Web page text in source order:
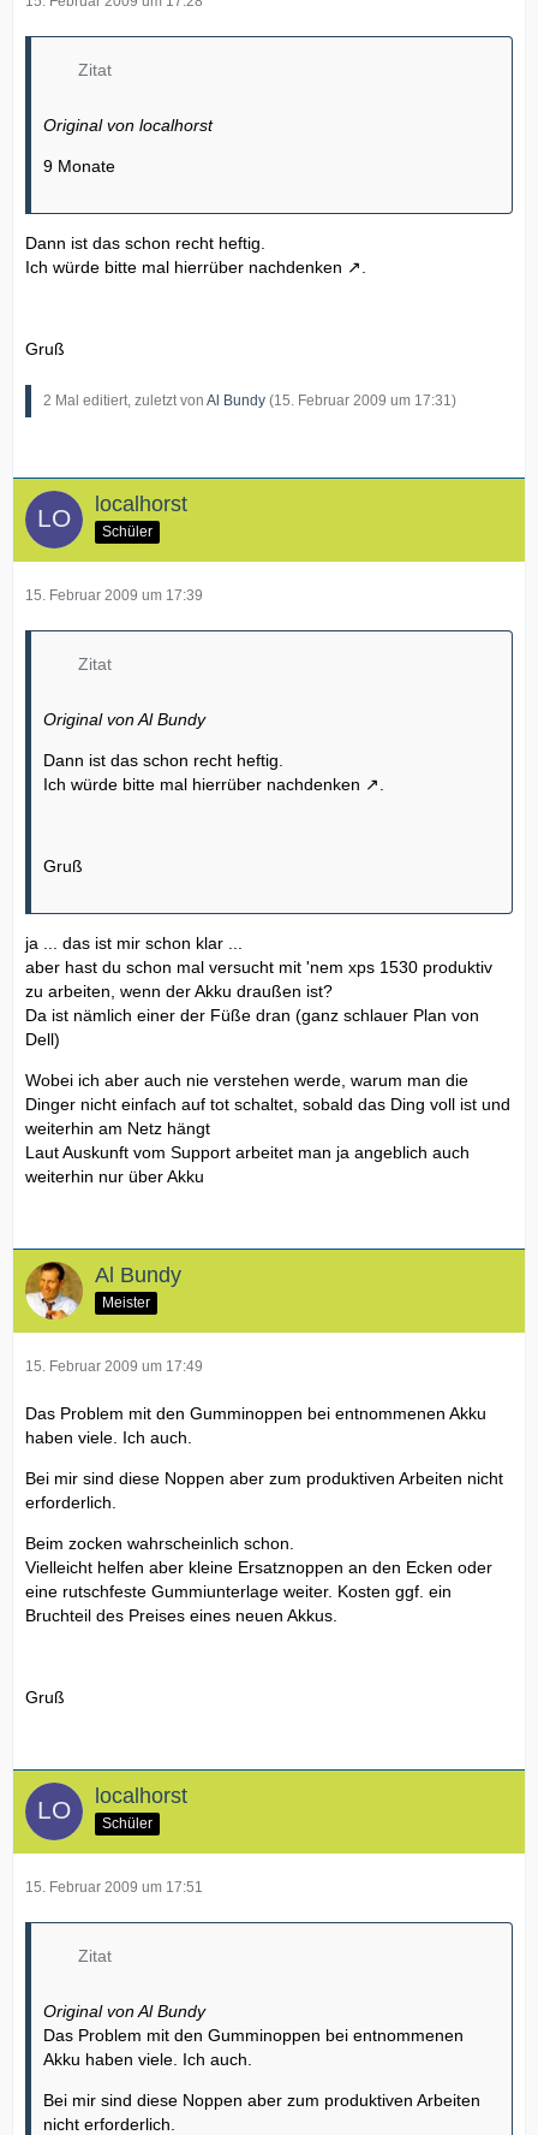
Zitat
Original von localhorst
9 Monate
Dann ist das schon recht heftig.
Ich würde bitte mal hierrüber nachdenken
Gruß
2 Mal editiert, zuletzt von Al Bundy (15. Februar 2009 um 17:31)
localhorst
Schüler
15. Februar 2009 um 17:39
Zitat
Original von Al Bundy
Dann ist das schon recht heftig.
Ich würde bitte mal hierrüber nachdenken
Gruß
ja ... das ist mir schon klar ...
aber hast du schon mal versucht mit 'nem xps 1530 produktiv
zu arbeiten, wenn der Akku draußen ist?
Da ist nämlich einer der Füße dran (ganz schlauer Plan von
Dell)
Wobei ich aber auch nie verstehen werde, warum man die
Dinger nicht einfach auf tot schaltet, sobald das Ding voll ist und
weiterhin am Netz hängt
Laut Auskunft vom Support arbeitet man ja angeblich auch
weiterhin nur über Akku
Al Bundy
Meister
15. Februar 2009 um 17:49
Das Problem mit den Gumminoppen bei entnommenen Akku
haben viele. Ich auch.
Bei mir sind diese Noppen aber zum produktiven Arbeiten nicht
erforderlich.
Beim zocken wahrscheinlich schon.
Vielleicht helfen aber kleine Ersatznoppen an den Ecken oder
eine rutschfeste Gummiunterlage weiter. Kosten ggf. ein
Bruchteil des Preises eines neuen Akkus.
Gruß
localhorst
Schüler
15. Februar 2009 um 17:51
Zitat
Original von Al Bundy
Das Problem mit den Gumminoppen bei entnommenen
Akku haben viele. Ich auch.
Bei mir sind diese Noppen aber zum produktiven Arbeiten
nicht erforderlich.